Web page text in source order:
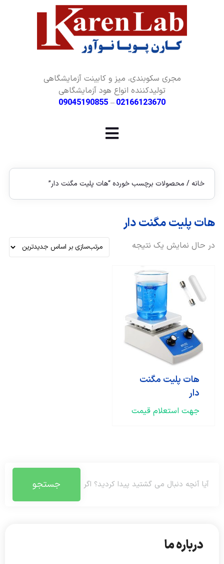
مجری سکوبندی، میز و کابینت آزمایشگاهی
تولیدکننده انواع هود آزمایشگاهی
02166123670
–
09045190855
خانه / محصولات برچسب خورده “هات پلیت مگنت دار”
هات پلیت مگنت دار
در حال نمایش یک نتیجه
هات پلیت مگنت
دار
جهت استعلام قیمت
جستجو
درباره ما